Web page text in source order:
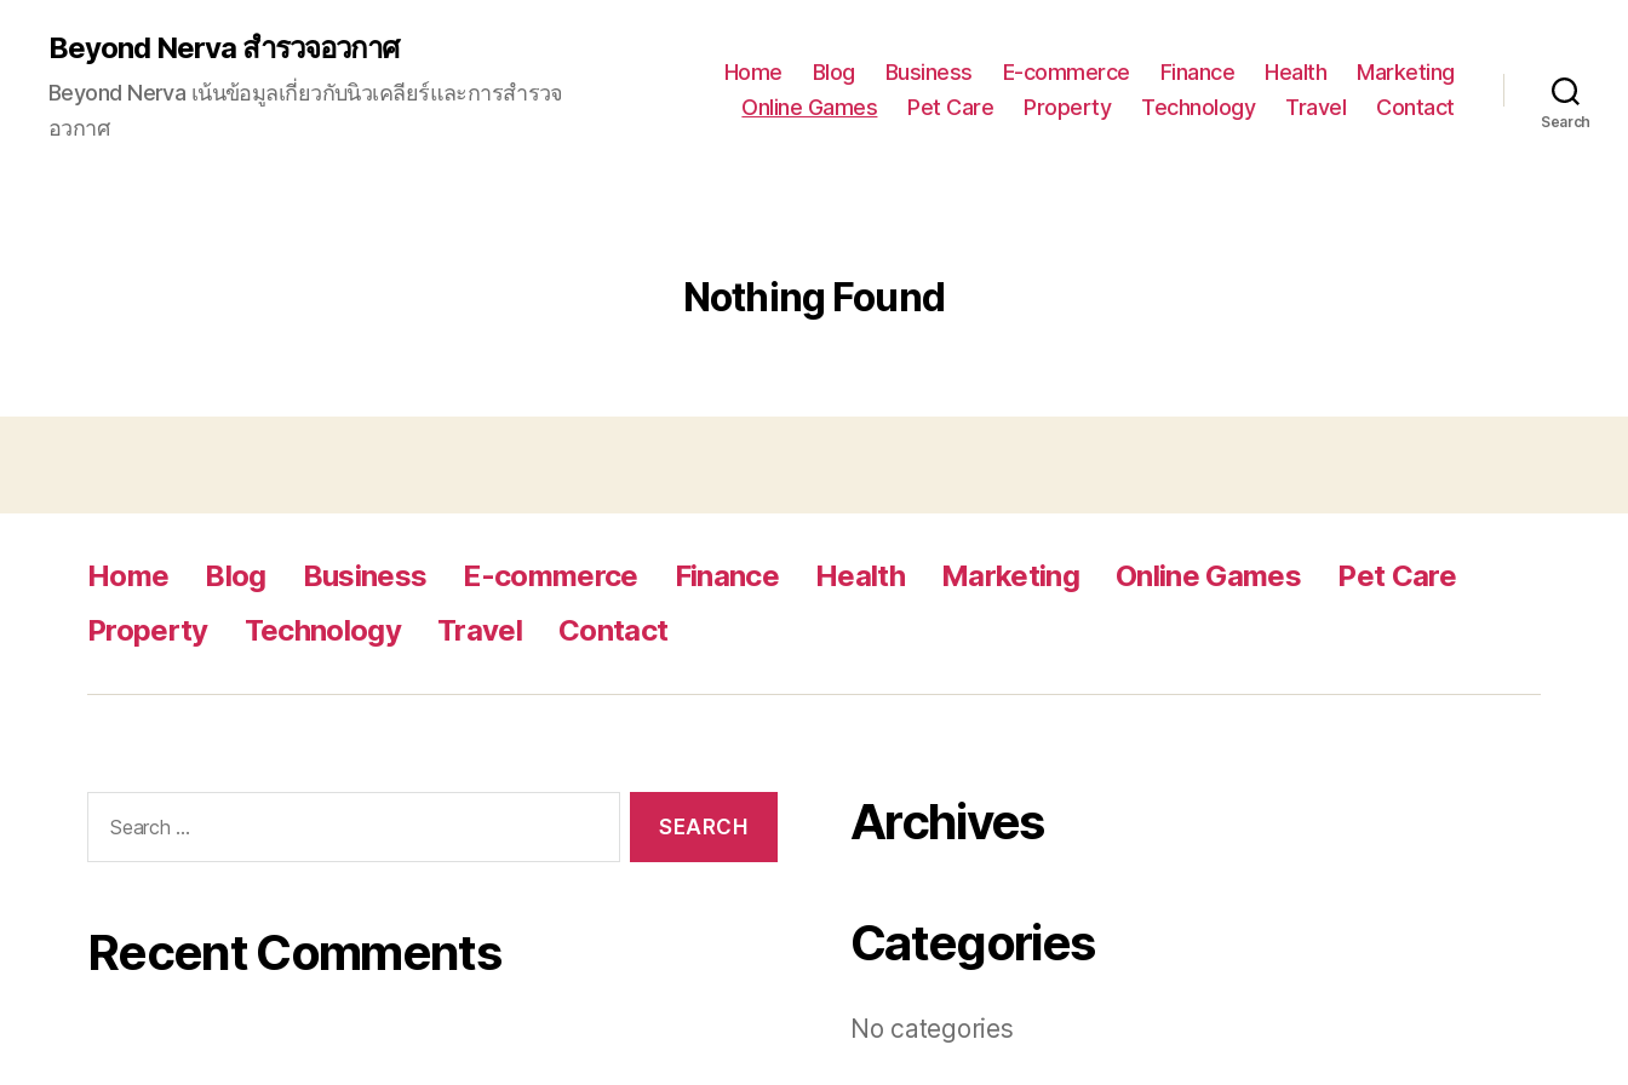
Beyond Nerva สำรวจอวกาศ
Beyond Nerva เน้นข้อมูลเกี่ยวกับนิวเคลียร์และการสำรวจ
อวกาศ
Home Blog Business E-commerce Finance Health
Marketing
Online Games
Pet Care Property Technology Travel Contact
Search
Nothing Found
Home Blog Business E-commerce Finance Health Marketing Online Games
Pet Care
Property
Technology Travel Contact
for:
Recent Comments
Archives
Categories
No categories